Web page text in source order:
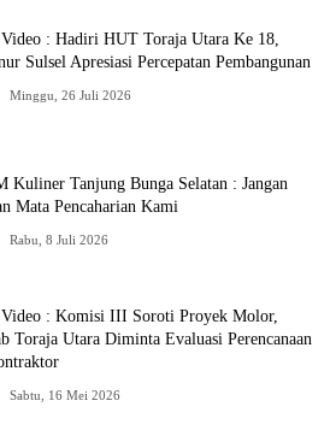
: Hadiri HUT Toraja Utara Ke 18,
Sulsel Apresiasi Percepatan Pembangunan
Minggu, 26 Juli 2026
Kuliner Tanjung Bunga Selatan : Jangan
Mata Pencaharian Kami
Rabu, 8 Juli 2026
: Komisi III Soroti Proyek Molor,
Toraja Utara Diminta Evaluasi Perencanaan
Sabtu, 16 Mei 2026